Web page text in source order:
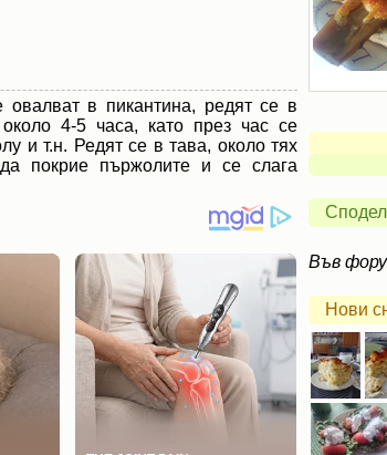
в пикантина, редят се в
4-5 часа, като през час се
и т.н. Редят се в тава, около тях
покрие пържолите и се слага
Във
Нови